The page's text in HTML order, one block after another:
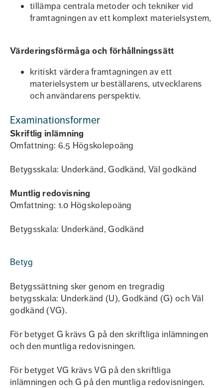
tillämpa centrala metoder och tekniker vid
framtagningen av ett komplext materielsystem,
Värderingsförmåga och förhållningssätt
kritiskt värdera framtagningen av ett
materielsystem ur beställarens, utvecklarens
och användarens perspektiv.
Examinationsformer
Skriftlig inlämning
Omfattning: 6.5 Högskolepoäng
Betygsskala: Underkänd, Godkänd, Väl godkänd
Muntlig redovisning
Omfattning: 1.0 Högskolepoäng
Betygsskala: Underkänd, Godkänd
Betyg
Betygssättning sker genom en tregradig
betygsskala: Underkänd (U), Godkänd (G) och Väl
godkänd (VG).
För betyget G krävs G på den skriftliga inlämningen
och den muntliga redovisningen.
För betyget VG krävs VG på den skriftliga
inlämningen och G på den muntliga redovisningen.